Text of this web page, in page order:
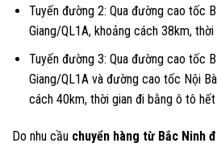
Tuyến đường 2: Qua đường cao tốc
Giang/QL1A, khoảng cách 38km,
Tuyến đường 3: Qua đường cao tốc
Giang/QL1A và đường cao tốc Nội
cách 40km, thời gian đi bằng ô tô
Do nhu cầu chuyển hàng từ Bắc Ninh